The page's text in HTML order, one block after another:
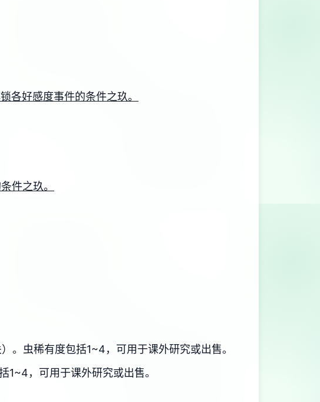
各好感度事件的条件之玖。
件之玖。
。虫稀有度包括1~4，可用于课外研究或出售。
1~4，可用于课外研究或出售。